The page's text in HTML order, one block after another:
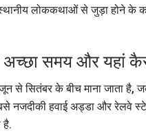
लोककथाओं से जुड़ा होने
अच्छा समय और यहां
से सितंबर के बीच माना जाता है,
नजदीकी हवाई अड्डा और रेलवे
है.